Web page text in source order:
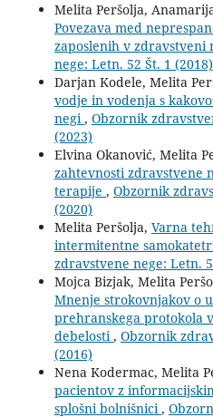
Melita Peršolja,
Povezava med
zaposlenih v zdravstveni
nege: Letn. 52 Št. 1 (2018)
Darjan Kodele, Melita
vodje in vodenja s
negi, Obzornik
(2023)
Elvina Okanović, Melita
zahtevnosti zdravstvene
terapije , Obzornik
(2020)
Melita Peršolja, Varna
intermitentne
zdravstvene nege: Letn.
Mojca Bizjak, Melita
Mnenje strokovnjakov o
prehranskega protokola
debelosti, Obzornik
(2016)
Nena Kodermac, Melita
pacientov z
splošni bolnišnici,